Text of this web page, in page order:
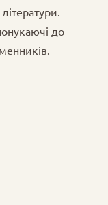
літератури.
до